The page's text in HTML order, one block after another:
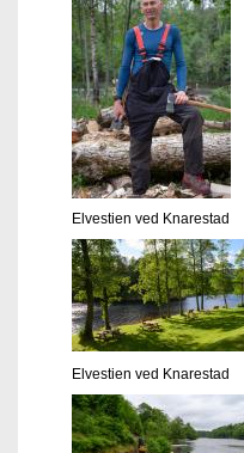
Elvestien ved Knarestad
Elvestien ved Knarestad